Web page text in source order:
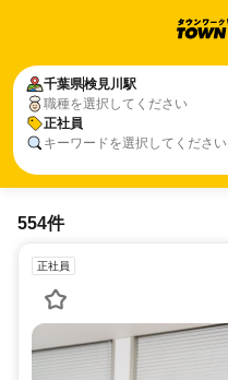
千葉県検見川駅
職種を選択してください
正社員
キーワードを選択してください
554件
正社員